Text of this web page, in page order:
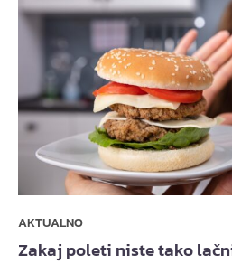
AKTUALNO
Zakaj poleti niste tako